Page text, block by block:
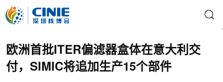
欧洲首批ITER偏滤器盒体在意大利交
付，SIMIC将追加生产15个部件